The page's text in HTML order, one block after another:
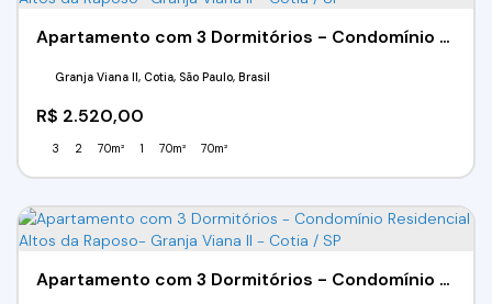
Apartamento com 3 Dormitórios - Condomínio Residencial Altos da Raposo- Granja Viana II - Cotia / SP
R$ 2.520,00
Granja Viana II, Cotia, São Paulo, Brasil
3 2 70m² 1 70m² 70m²
Apartamento com 3 Dormitórios - Condomínio Residencial Altos da Raposo- Granja Viana II - Cotia / SP